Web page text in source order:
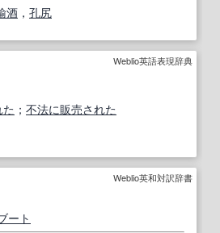
酒 ， 孔尻
Weblio英語表現辞典
； 不法に販売された
Weblio英和対訳辞書
ート